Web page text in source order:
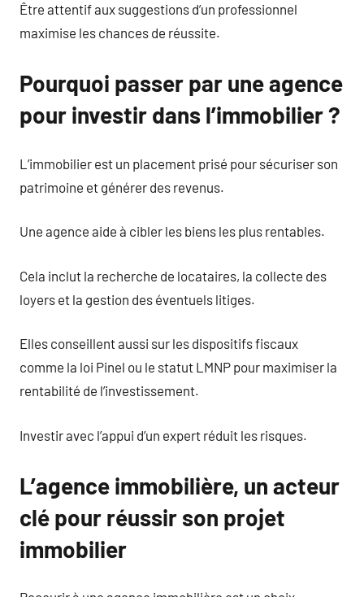
Être attentif aux suggestions d’un professionnel
maximise les chances de réussite.
Pourquoi passer par une agence
pour investir dans l’immobilier ?
L’immobilier est un placement prisé pour sécuriser son
patrimoine et générer des revenus.
Une agence aide à cibler les biens les plus rentables.
Cela inclut la recherche de locataires, la collecte des
loyers et la gestion des éventuels litiges.
Elles conseillent aussi sur les dispositifs fiscaux
comme la loi Pinel ou le statut LMNP pour maximiser la
rentabilité de l’investissement.
Investir avec l’appui d’un expert réduit les risques.
L’agence immobilière, un acteur
clé pour réussir son projet
immobilier